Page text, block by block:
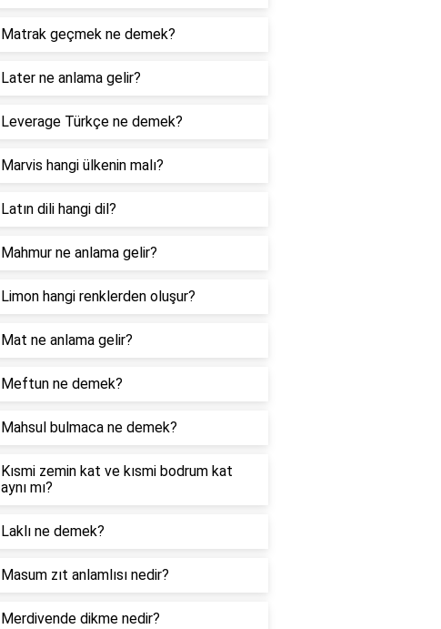
Matrak geçmek ne demek?
Later ne anlama gelir?
Leverage Türkçe ne demek?
Marvis hangi ülkenin malı?
Latın dili hangi dil?
Mahmur ne anlama gelir?
Limon hangi renklerden oluşur?
Mat ne anlama gelir?
Meftun ne demek?
Mahsul bulmaca ne demek?
Kısmi zemin kat ve kısmi bodrum kat
aynı mı?
Laklı ne demek?
Masum zıt anlamlısı nedir?
Merdivende dikme nedir?